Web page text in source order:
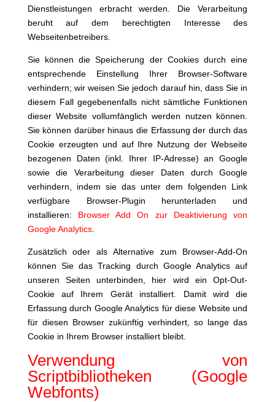
Dienstleistungen erbracht werden. Die Verarbeitung
beruht auf dem berechtigten Interesse des
Webseitenbetreibers.
Sie können die Speicherung der Cookies durch eine
entsprechende Einstellung Ihrer Browser-Software
verhindern; wir weisen Sie jedoch darauf hin, dass Sie in
diesem Fall gegebenenfalls nicht sämtliche Funktionen
dieser Website vollumfänglich werden nutzen können.
Sie können darüber hinaus die Erfassung der durch das
Cookie erzeugten und auf Ihre Nutzung der Webseite
bezogenen Daten (inkl. Ihrer IP-Adresse) an Google
sowie die Verarbeitung dieser Daten durch Google
verhindern, indem sie das unter dem folgenden Link
verfügbare Browser-Plugin herunterladen und
installieren: Browser Add On zur Deaktivierung von
Google Analytics.
Zusätzlich oder als Alternative zum Browser-Add-On
können Sie das Tracking durch Google Analytics auf
unseren Seiten unterbinden, hier wird ein Opt-Out-
Cookie auf Ihrem Gerät installiert. Damit wird die
Erfassung durch Google Analytics für diese Website und
für diesen Browser zukünftig verhindert, so lange das
Cookie in Ihrem Browser installiert bleibt.
Verwendung von
Scriptbibliotheken (Google
Webfonts)